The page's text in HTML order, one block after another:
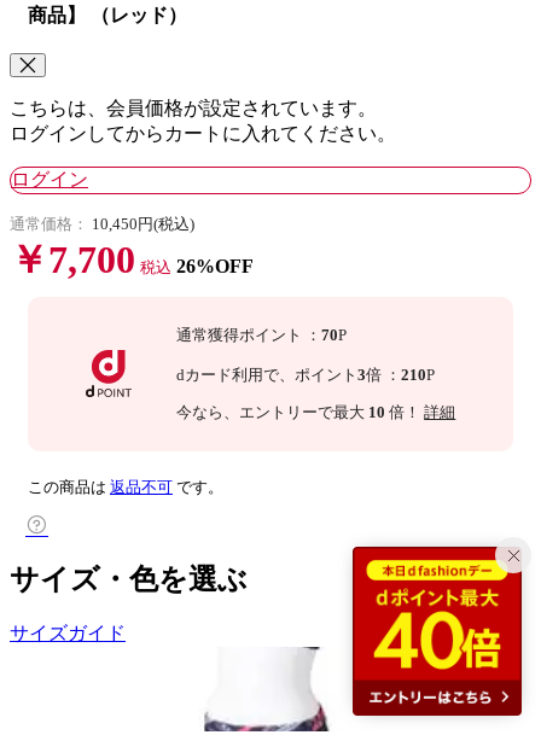
商品】 （レッド）
こちらは、会員価格が設定されています。
ログインしてからカートに入れてください。
ログイン
通常価格： 10,450円(税込)
￥7,700 税込 26%OFF
通常獲得ポイント ：70P
dカード利用で、 ポイント3倍 ：210P
今なら 、エントリーで最大 10 倍！詳細
この商品は 返品不可 です。
サイズ・色を選ぶ
サイズガイド